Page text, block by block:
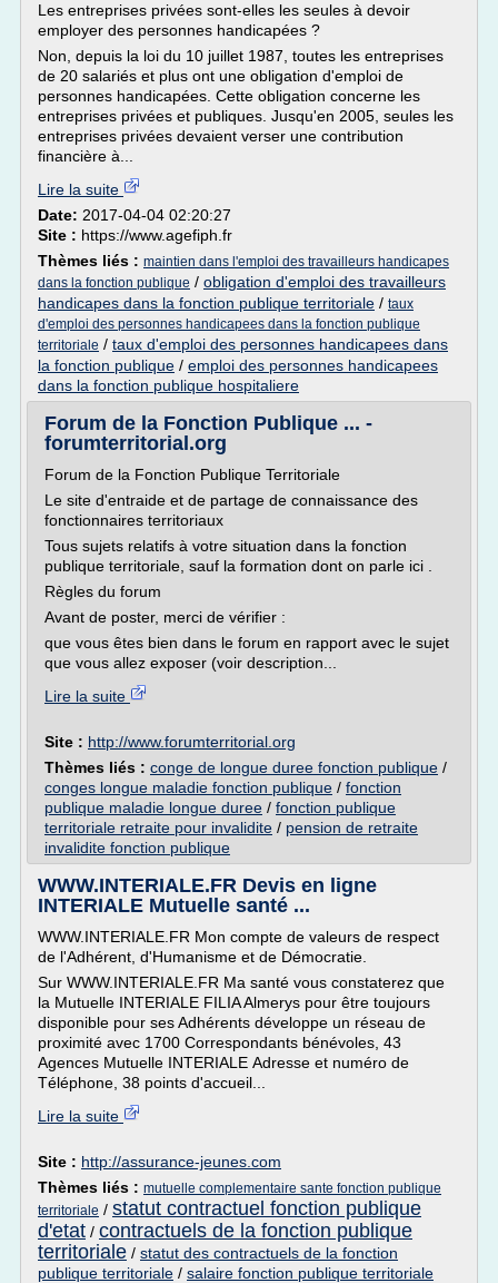
Les entreprises privées sont-elles les seules à devoir
employer des personnes handicapées ?
Non, depuis la loi du 10 juillet 1987, toutes les entreprises
de 20 salariés et plus ont une obligation d'emploi de
personnes handicapées. Cette obligation concerne les
entreprises privées et publiques. Jusqu'en 2005, seules les
entreprises privées devaient verser une contribution
financière à...
Lire la suite
Date: 2017-04-04 02:20:27
Site : https://www.agefiph.fr
Thèmes liés : maintien dans l'emploi des travailleurs handicapes
dans la fonction publique / obligation d'emploi des travailleurs
handicapes dans la fonction publique territoriale / taux
d'emploi des personnes handicapees dans la fonction publique
territoriale / taux d'emploi des personnes handicapees dans
la fonction publique / emploi des personnes handicapees
dans la fonction publique hospitaliere
Forum de la Fonction Publique ... -
forumterritorial.org
Forum de la Fonction Publique Territoriale
Le site d'entraide et de partage de connaissance des
fonctionnaires territoriaux
Tous sujets relatifs à votre situation dans la fonction
publique territoriale, sauf la formation dont on parle ici .
Règles du forum
Avant de poster, merci de vérifier :
que vous êtes bien dans le forum en rapport avec le sujet
que vous allez exposer (voir description...
Lire la suite
Site : http://www.forumterritorial.org
Thèmes liés : conge de longue duree fonction publique /
conges longue maladie fonction publique / fonction
publique maladie longue duree / fonction publique
territoriale retraite pour invalidite / pension de retraite
invalidite fonction publique
WWW.INTERIALE.FR Devis en ligne
INTERIALE Mutuelle santé ...
WWW.INTERIALE.FR Mon compte de valeurs de respect
de l'Adhérent, d'Humanisme et de Démocratie.
Sur WWW.INTERIALE.FR Ma santé vous constaterez que
la Mutuelle INTERIALE FILIA Almerys pour être toujours
disponible pour ses Adhérents développe un réseau de
proximité avec 1700 Correspondants bénévoles, 43
Agences Mutuelle INTERIALE Adresse et numéro de
Téléphone, 38 points d'accueil...
Lire la suite
Site : http://assurance-jeunes.com
Thèmes liés : mutuelle complementaire sante fonction publique
territoriale / statut contractuel fonction publique
d'etat / contractuels de la fonction publique
territoriale / statut des contractuels de la fonction
publique territoriale / salaire fonction publique territoriale